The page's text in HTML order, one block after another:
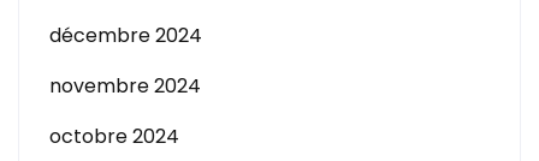
décembre 2024
novembre 2024
octobre 2024